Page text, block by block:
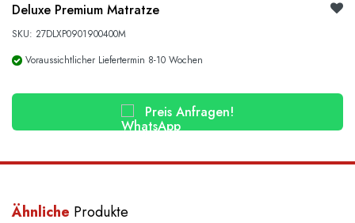
Deluxe Premium Matratze
SKU: 27DLXP0901900400M
Voraussichtlicher Liefertermin 8-10 Wochen
Preis Anfragen!
Ähnliche Produkte